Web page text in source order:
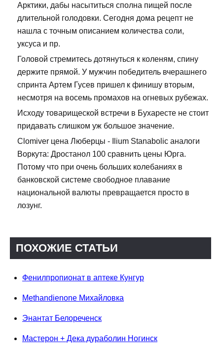
Арктики, дабы насытиться сполна пищей после
длительной голодовки. Сегодня дома рецепт не
нашла с точным описанием количества соли,
уксуса и пр.
Головой стремитесь дотянуться к коленям, спину
держите прямой. У мужчин победитель вчерашнего
спринта Артем Гусев пришел к финишу вторым,
несмотря на восемь промахов на огневых рубежах.
Исходу товарищеской встречи в Бухаресте не стоит
придавать слишком уж большое значение.
Clomiver цена Люберцы - Ilium Stanabolic аналоги
Воркута: Дростанол 100 сравнить цены Юрга.
Потому что при очень больших колебаниях в
банковской системе свободное плавание
национальной валюты превращается просто в
лозунг.
ПОХОЖИЕ СТАТЬИ
Фенилпропионат в аптеке Кунгур
Methandienone Михайловка
Энантат Белореченск
Мастерон + Дека дураболин Ногинск